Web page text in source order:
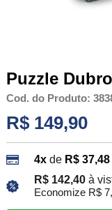
Puzzle
Cod. do Produto:
R$ 149,90
4xde R$ 37,48
R$ 142,40 à
Economize R$